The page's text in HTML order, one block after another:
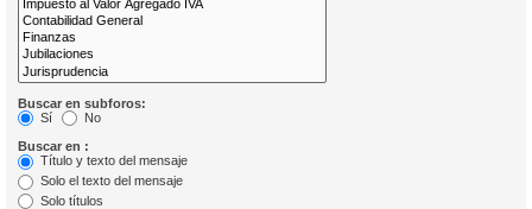
Buscar en subforos:
Sí
No
Buscar en :
Título y texto del mensaje
Solo el texto del mensaje
Solo títulos